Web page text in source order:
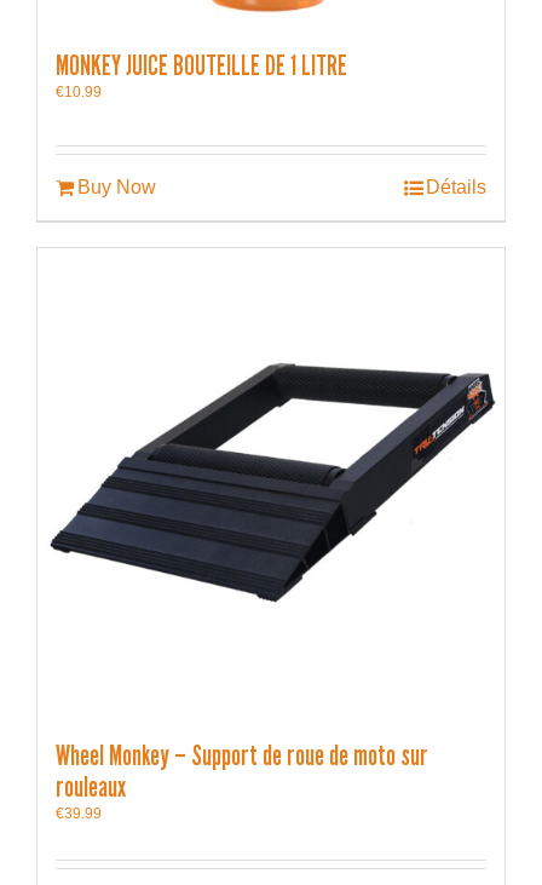
MONKEY JUICE BOUTEILLE DE 1 LITRE
€10.99
Buy Now Détails
Wheel Monkey – Support de roue de moto sur
rouleaux
€39.99